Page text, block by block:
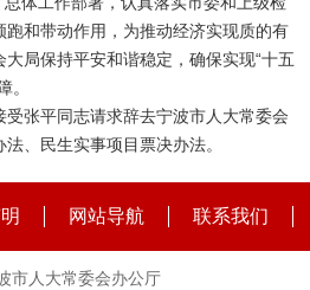
和带动作用，为推动经济实现质的有
局保持平安和谐稳定，确保实现“十五
。
张平同志请求辞去宁波市人大常委会
、民生实事项目票决办法。
网站导航 联系我们
市人大常委会办公厅